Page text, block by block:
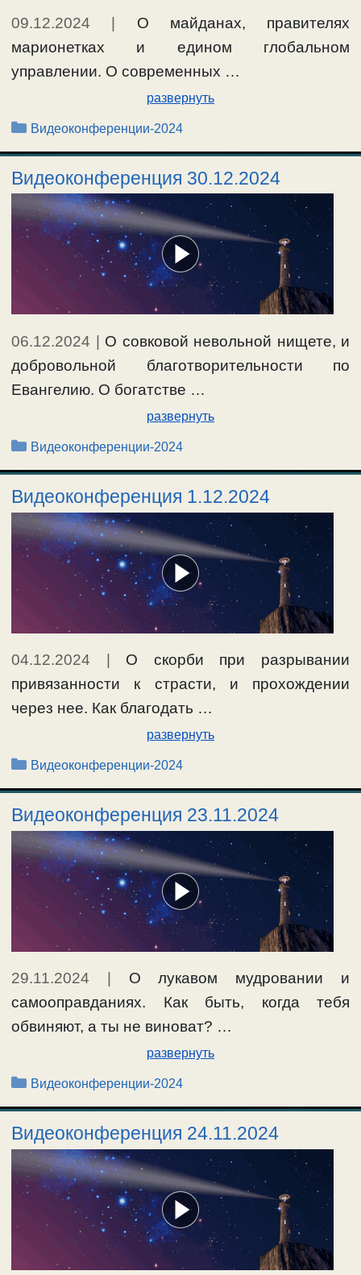
09.12.2024 | О майданах, правителях
марионетках и едином глобальном
управлении. О современных …
развернуть
Рубрики
Видеоконференции-2024
Видеоконференция 30.12.2024
06.12.2024
О совковой невольной нищете, и
добровольной благотворительности по
Евангелию. О богатстве …
развернуть
Рубрики
Видеоконференции-2024
Видеоконференция 1.12.2024
04.12.2024
О скорби при разрывании
привязанности к страсти, и прохождении
через нее. Как благодать …
развернуть
Рубрики
Видеоконференции-2024
Видеоконференция 23.11.2024
29.11.2024
О лукавом мудровании и
самооправданиях. Как быть, когда тебя
обвиняют, а ты не виноват? …
развернуть
Рубрики
Видеоконференции-2024
Видеоконференция 24.11.2024